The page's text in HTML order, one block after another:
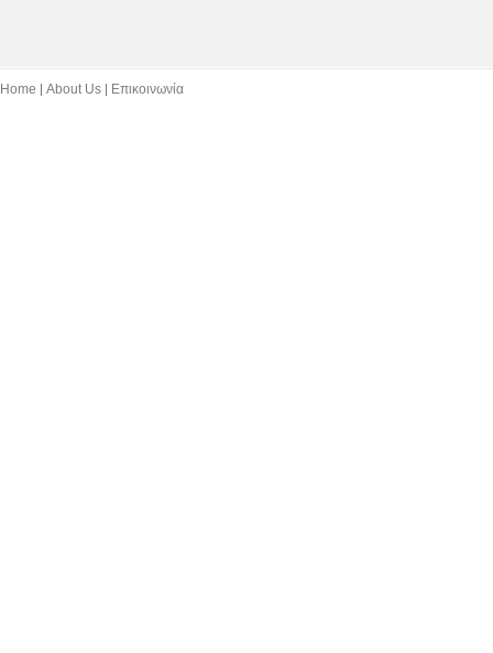
Home About Us Επικοινωνία